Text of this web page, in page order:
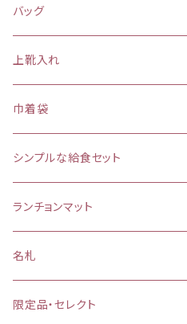
バッグ
上靴入れ
巾着袋
(大)約 縦37×横34マチ＋8cm
お弁当袋
【給食袋・おやつ袋】約 縦25×20cm
シンプルな給食セット
ランチョンマット
縦25×横35cm
縦30×横40cm
名札
限定品・セレクト